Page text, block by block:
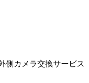
側カメラ交換サービス